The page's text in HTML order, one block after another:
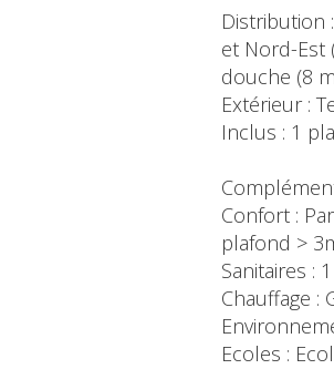
Distribution
et Nord-Est
douche (8
Extérieur :
Inclus : 1
Confort :
plafond >
Sanitaires :
Chauffage :
Ecoles :